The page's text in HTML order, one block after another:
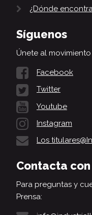
¿Dónde
Síguenos
Únete al
Facebook
Twitter
Youtube
Instagram
Los
Contacta
Para preguntas y
Prensa: